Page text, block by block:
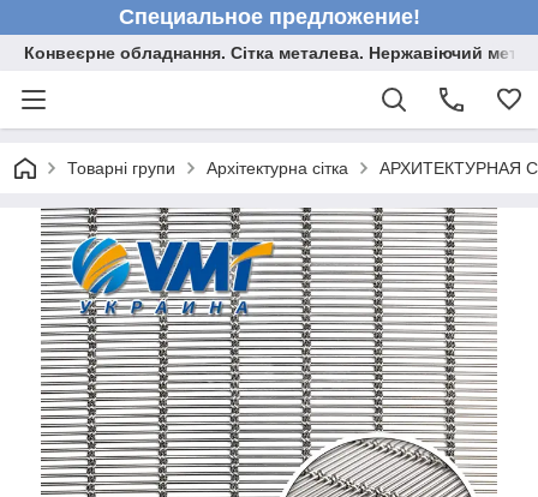
Специальное предложение!
Конвеєрне обладнання. Сітка металева. Нержавіючий
Товарні групи Архітектурна сітка АРХИТЕКТУРНАЯ